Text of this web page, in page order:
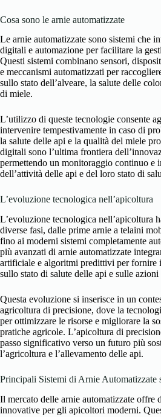
Cosa sono le arnie automatizzate
Le arnie automatizzate sono sistemi che
digitali e automazione per facilitare la
Questi sistemi combinano sensori,
e meccanismi automatizzati per
sullo stato dell’alveare, la salute delle
di miele.
L’utilizzo di queste tecnologie consente
intervenire tempestivamente in caso di
la salute delle api e la qualità del miele
digitali sono l’ultima frontiera
permettendo un monitoraggio continuo e
dell’attività delle api e del loro stato di
L’evoluzione tecnologica nell’apicoltura
L’evoluzione tecnologica nell’apicoltura
diverse fasi, dalle prime arnie a telaini
fino ai moderni sistemi completamente
più avanzati di arnie automatizzate
artificiale e algoritmi predittivi per fornire
sullo stato di salute delle api e sulle azioni
Questa evoluzione si inserisce in un
agricoltura di precisione, dove la
per ottimizzare le risorse e migliorare la
pratiche agricole. L’apicoltura di
passo significativo verso un futuro più
l’agricoltura e l’allevamento delle api.
Principali Sistemi di Arnie Automatizzate
Il mercato delle arnie automatizzate offre
innovative per gli apicoltori moderni.